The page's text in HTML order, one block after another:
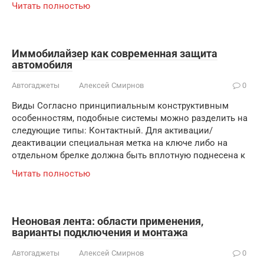
Читать полностью
Иммобилайзер как современная защита
автомобиля
Автогаджеты Алексей Смирнов 0
Виды Согласно принципиальным конструктивным
особенностям, подобные системы можно разделить на
следующие типы: Контактный. Для активации/
деактивации специальная метка на ключе либо на
отдельном брелке должна быть вплотную поднесена к
Читать полностью
Неоновая лента: области применения,
варианты подключения и монтажа
Автогаджеты Алексей Смирнов 0